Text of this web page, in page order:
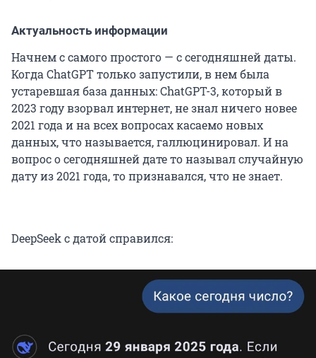
Актуальность информации
Начнем с самого простого — с сегодняшней даты.
Когда ChatGPT только запустили, в нем была
устаревшая база данных: ChatGPT-3, который в
2023 году взорвал интернет, не знал ничего новее
2021 года и на всех вопросах касаемо новых
данных, что называется, галлюцинировал. И на
вопрос о сегодняшней дате то называл случайную
дату из 2021 года, то признавался, что не знает.
DeepSeek с датой справился: